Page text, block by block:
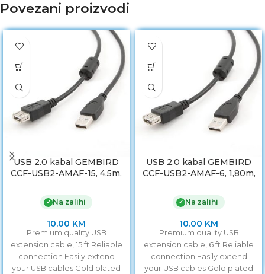
Povezani proizvodi
USB 2.0 kabal GEMBIRD
CCF-USB2-AMAF-15, 4,5m,
ferrit
✓ Na zalihi
10.00 KM
Premium quality USB
extension cable, 15 ft Reliable
connection Easily extend
your USB cables Gold plated
USB 2.0 kabal GEMBIRD
CCF-USB2-AMAF-6, 1,80m,
✓ Na zalihi
10.00 KM
Premium quality USB
extension cable, 6 ft Reliable
connection Easily extend
your USB cables Gold plated